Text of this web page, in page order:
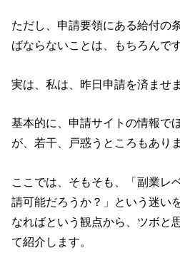
ただし、申請要領にある給付の
ばならないことは、もちろんです
実は、私は、昨日申請を済ませ
基本的に、申請サイトの情報で
が、若干、戸惑うところもありま
ここでは、そもそも、「副業レ
請可能だろうか？」という迷い
なればという観点から、ツボと
て紹介します。